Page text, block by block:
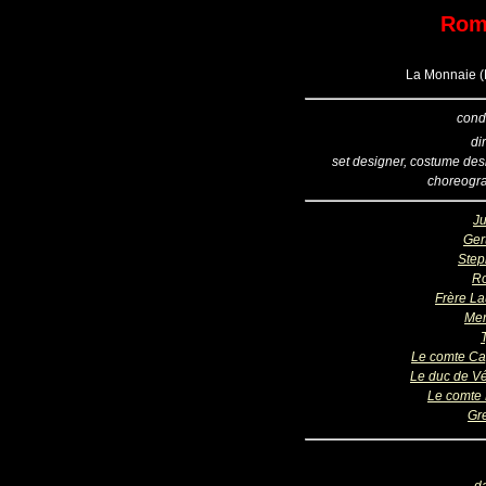
La Monnaie
set designer, costume
Frère
Le comte
Le duc de
Le comte